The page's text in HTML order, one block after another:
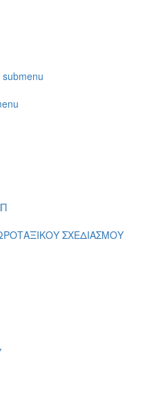
ΣΧΕΔΙΑΣΜΟΥ